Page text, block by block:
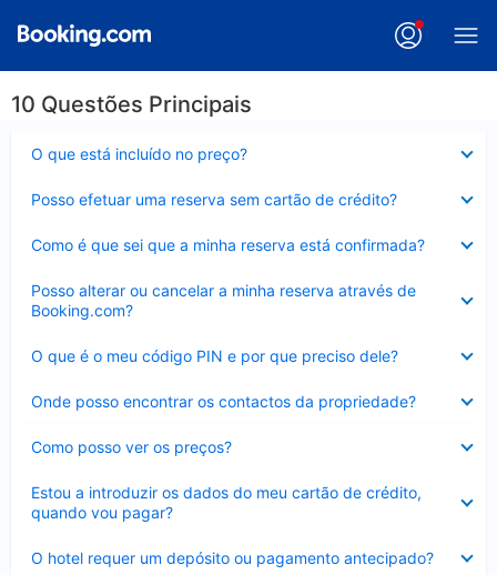
10 Questões Principais
O que está incluído no preço?
fechado
Posso efetuar uma reserva sem cartão de crédito?
fechado
Como é que sei que a minha reserva está confirmada?
fechado
Posso alterar ou cancelar a minha reserva através de
Booking.com?
fechado
O que é o meu código PIN e por que preciso dele?
fechado
Onde posso encontrar os contactos da propriedade?
fechado
Como posso ver os preços?
fechado
Estou a introduzir os dados do meu cartão de crédito,
quando vou pagar?
fechado
O hotel requer um depósito ou pagamento antecipado?
fechado